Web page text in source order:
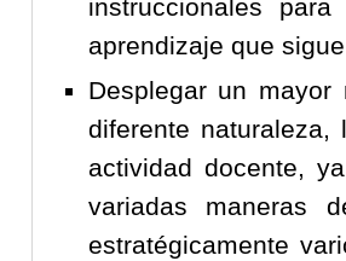
instruccionales
aprendizaje que
Desplegar un
diferente
actividad docente,
variadas maneras
estratégicamente